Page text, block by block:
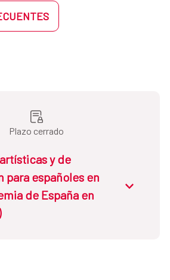
Plazo cerrado
y de
para españoles en
de España en